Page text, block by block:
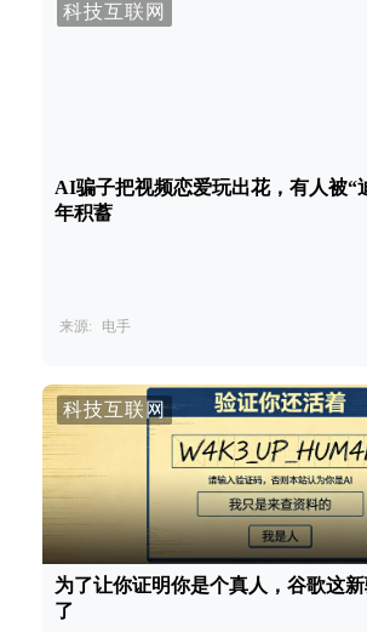
科技互联网
AI骗子把视频恋爱玩出花，有人被“
年积蓄
来源: 电手
科技互联网
为了让你证明你是个真人，谷歌这
了